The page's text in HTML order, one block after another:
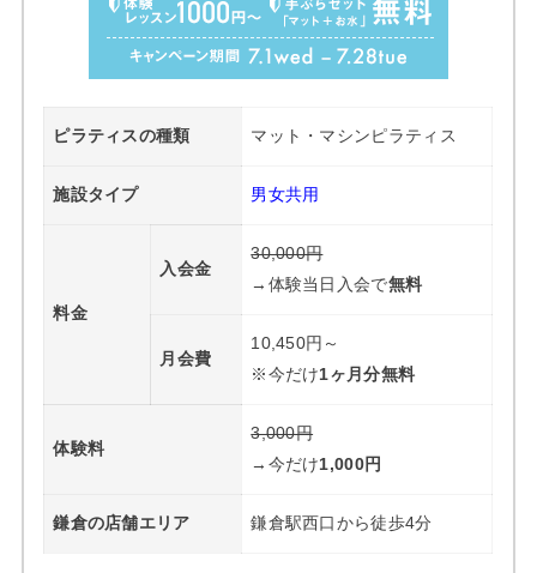
ピラティスの種類 マット・マシンピラティス
施設タイプ 男女共用
料金
入会金
30,000円
→体験当日入会で無料
月会費
10,450円～
※今だけ1ヶ月分無料
体験料
3,000円
→今だけ1,000円
鎌倉の店舗エリア 鎌倉駅西口から徒歩4分